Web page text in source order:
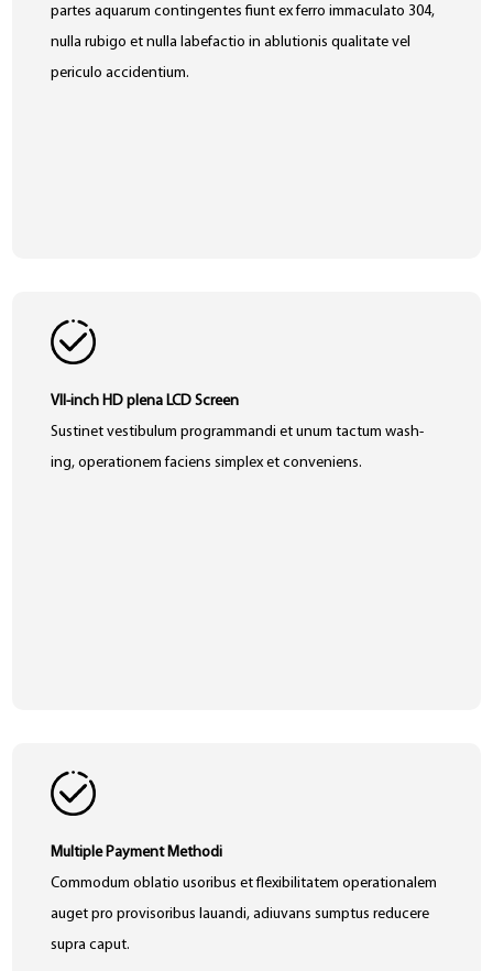
partes aquarum contingentes fiunt ex ferro immaculato 304,
nulla rubigo et nulla labefactio in ablutionis qualitate vel
periculo accidentium.
VII-inch HD plena LCD Screen
Sustinet vestibulum programmandi et unum tactum wash-
ing, operationem faciens simplex et conveniens.
Multiple Payment Methodi
Commodum oblatio usoribus et flexibilitatem operationalem
auget pro provisoribus lauandi, adiuvans sumptus reducere
supra caput.